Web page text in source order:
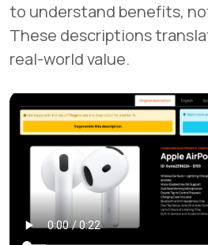
to understand benefits,
These descriptions
real-world value.